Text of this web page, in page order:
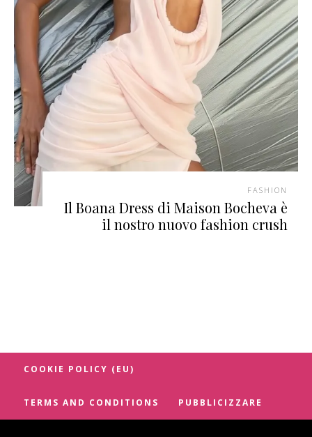
FASHION
Il Boana Dress di Maison Bocheva è
il nostro nuovo fashion crush
COOKIE POLICY (EU)
TERMS AND CONDITIONS PUBBLICIZZARE